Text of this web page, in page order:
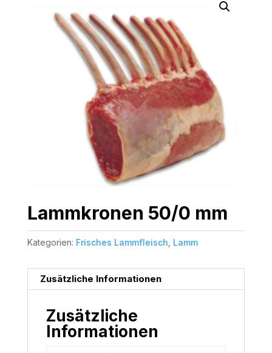
Lammkronen 50/0 mm
Kategorien: Frisches Lammfleisch Lamm
Zusätzliche Informationen
Zusätzliche
Informationen